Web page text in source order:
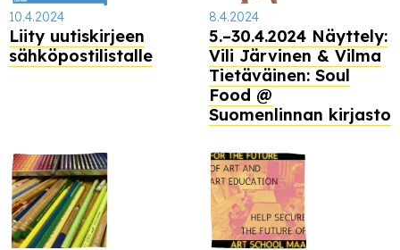
10.4.2024
Liity uutiskirjeen
sähköpostilistalle
8.4.2024
5.–30.4.2024 Näyttely:
Vili Järvinen & Vilma
Tietäväinen: Soul
Food @
Suomenlinnan kirjasto